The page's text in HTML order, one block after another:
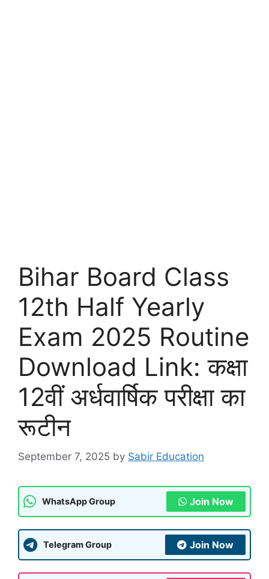
Bihar Board Class
12th Half Yearly
Exam 2025 Routine
Download Link: कक्षा
12वीं अर्धवार्षिक परीक्षा का
रूटीन
September 7, 2025 by Sabir Education
WhatsApp Group Join Now
Telegram Group Join Now